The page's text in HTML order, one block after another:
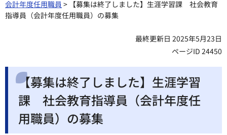
会計年度任用職員 > 【募集は終了しました】生涯学習課 社会教育
指導員（会計年度任用職員）の募集
最終更新日 2025年5月23日
ページID 24450
【募集は終了しました】生涯学習
課 社会教育指導員（会計年度任
用職員）の募集